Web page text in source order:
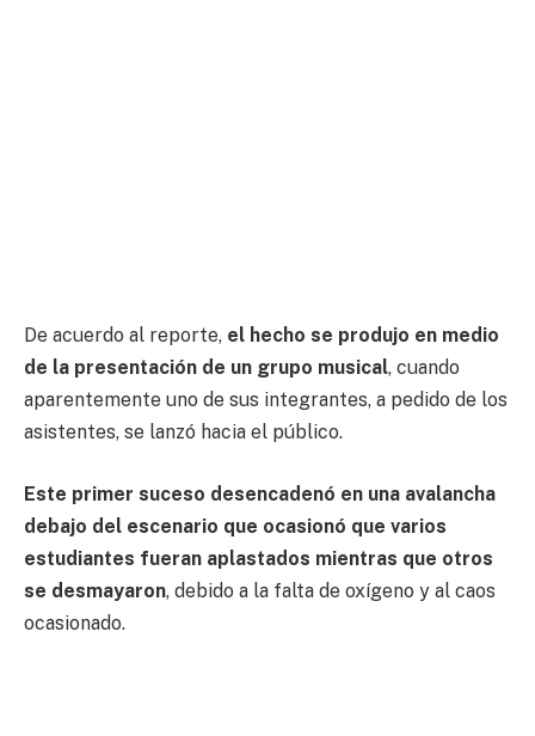
De acuerdo al reporte, el hecho se produjo en medio
de la presentación de un grupo musical, cuando
aparentemente uno de sus integrantes, a pedido de los
asistentes, se lanzó hacia el público.
Este primer suceso desencadenó en una avalancha
debajo del escenario que ocasionó que varios
estudiantes fueran aplastados mientras que otros
se desmayaron, debido a la falta de oxígeno y al caos
ocasionado.